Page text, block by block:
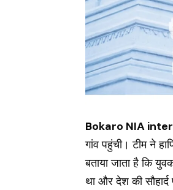
Bokaro NIA
गांव पहुंची। टीम ने
बताया जाता है कि
था और देश की